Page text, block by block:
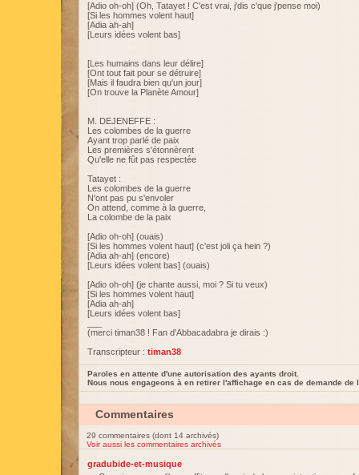
[Adio oh-oh] (Oh, Tatayet ! C'est vrai, j'dis c'que j'pense moi)
[Si les hommes volent haut]
[Adia ah-ah]
[Leurs idées volent bas]
[Les humains dans leur délire]
[Ont tout fait pour se détruire]
[Mais il faudra bien qu'un jour]
[On trouve la Planète Amour]
M. DEJENEFFE :
Les colombes de la guerre
Ayant trop parlé de paix
Les premières s'étonnèrent
Qu'elle ne fût pas respectée
Tatayet :
Les colombes de la guerre
N'ont pas pu s'envoler
On attend, comme à la guerre,
La colombe de la paix
[Adio oh-oh] (ouais)
[Si les hommes volent haut] (c'est joli ça hein ?)
[Adia ah-ah] (encore)
[Leurs idées volent bas] (ouais)
[Adio oh-oh] (je chante aussi, moi ? Si tu veux)
[Si les hommes volent haut]
[Adia ah-ah]
[Leurs idées volent bas]
(merci timan38 ! Fan d'Abbacadabra je dirais :)
Transcripteur : timan38
Paroles en attente d'une autorisation des ayants droit.
Nous nous engageons à en retirer l'affichage en cas de demande de
Commentaires
29 commentaires (dont 14 archivés)
Voir aussi les commentaires archivés
gradubide-et-musique